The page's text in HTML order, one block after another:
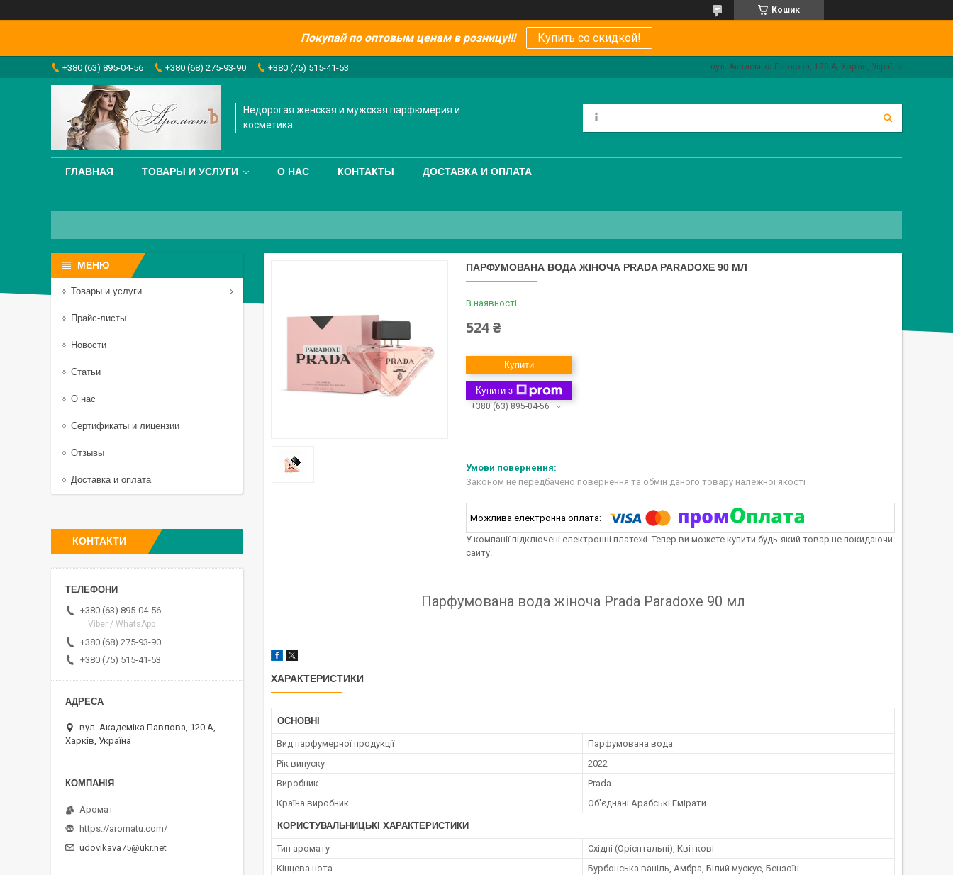
Кошик
Покупай по оптовым ценам в розницу!!! Купить со скидкой!
+380 (63) 895-04-56 +380 (68) 275-93-90 +380 (75) 515-41-53 вул. Академіка Павлова, 120 А, Харків, Україна
Недорогая женская и мужская парфюмерия и
косметика
ГЛАВНАЯ ТОВАРЫ И УСЛУГИ О НАС КОНТАКТЫ ДОСТАВКА И ОПЛАТА
ПАРФУМОВАНА ВОДА ЖІНОЧА PRADA PARADOXE 90 МЛ
В наявності
524 ₴
Купити
Купити з
+380 (63) 895-04-56
Законом не передбачено повернення та обмін даного товару належної якості
У компанії підключені електронні платежі. Тепер ви можете купити будь-який товар не покидаючи
сайту.
Парфумована вода жіноча Prada Paradoxe 90 мл
ХАРАКТЕРИСТИКИ
ОСНОВНІ
Вид парфумерної продукції
Парфумована вода
Рік випуску
2022
Виробник
Prada
Країна виробник
Об'єднані Арабські Емірати
КОРИСТУВАЛЬНИЦЬКІ ХАРАКТЕРИСТИКИ
Тип аромату
Східні (Орієнтальні), Квіткові
Кінцева нота
Бурбонська ваніль, Амбра, Білий мускус, Бензоїн
Товары и услуги
Прайс-листы
Новости
Статьи
О нас
Сертификаты и лицензии
Отзывы
Доставка и оплата
КОНТАКТИ
+380 (63) 895-04-56
Viber / WhatsApp
+380 (68) 275-93-90
+380 (75) 515-41-53
вул. Академіка Павлова, 120 А,
Харків, Україна
Аромат
https://aromatu.com/
udovikava75@ukr.net